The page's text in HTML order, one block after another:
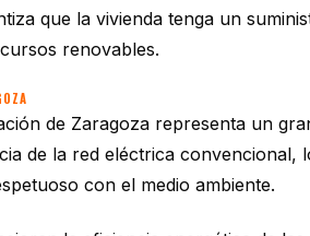
que la vivienda tenga un
renovables.
de Zaragoza representa un
de la red eléctrica
con el medio ambiente.